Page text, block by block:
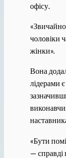
офісу.
чоловіки
жінки».
Вона
лідерами
«Бути
— справді